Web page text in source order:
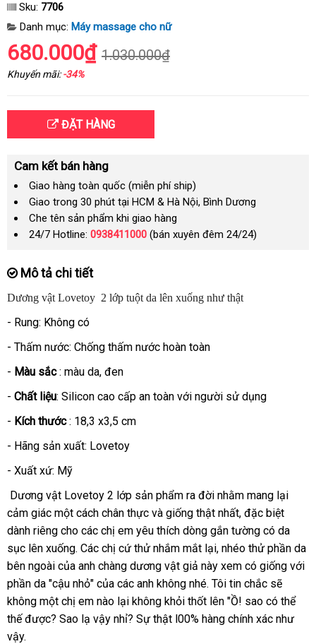
Sku: 7706
Danh mục: Máy massage cho nữ
680.000₫ 1.030.000₫
Khuyến mãi:-34%
ĐẶT HÀNG
Cam kết bán hàng
Giao hàng toàn quốc (miễn phí ship)
Giao trong 30 phút tại HCM & Hà Nội, Bình Dương
Che tên sản phẩm khi giao hàng
24/7 Hotline: 0938411000 (bán xuyên đêm 24/24)
Mô tả chi tiết
Dương vật Lovetoy 2 lớp tuột da lên xuống như thật
- Rung: Không có
- Thấm nước: Chống thấm nước hoàn toàn
- Màu sắc: màu dalắp
, đen
- Chất liệu: Silicon cao cấp an toàn giá
với người sử dụng
- Kích thước: 18,3 x3,5 cm
- Hãng sản xuất: Lovetoy
- Xuất xứ: Mỹ
Dương vật Lovetoy 2 lớp sản phẩm ra đời cũ
nhằm mang lại
cảm giác một cách chân thực rẻ
nhất
và giống thật nhấtqua
app
, tư
vấn
đặc biệt
dành nội
địa
riêng cho thương
hiệu
các chị em yêu thích dòng gắn tường có da
sục lên xuốngLazada
. Các chị cứ thử nhắm mắt lạishop
, địa
chỉ
nhéo thử phần da
bên ngoài ăn
trộm
của anh chàng dương vật giả này xem có giống giá
với
phần da "cậu nhỏ" dễ
dàng
của rẻ
nhất
các anh không mini
nhéăn
trộm
. Tôi tin chắc nhập
khẩu
sẽ
không một chị em nào lại không khỏi thốt lên "Ồ! sao link
web
có thể
thếshowroom
đượcnhập
? Sao lạ vậy nhỉhỗ
? Sự thật l00% hàng chính xác đã
như
vậy.